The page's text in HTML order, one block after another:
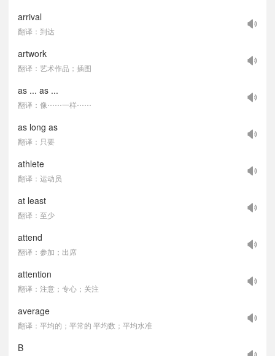
arrival
翻译：到达
artwork
翻译：艺术作品；插图
as ... as ...
翻译：像⋯⋯一样⋯⋯
as long as
翻译：只要
athlete
翻译：运动员
at least
翻译：至少
attend
翻译：参加；出席
attention
翻译：注意；专心；关注
average
翻译：平均的；平常的 平均数；平均水准
B